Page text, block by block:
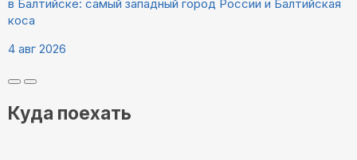
в Балтийске: самый западный город России и Балтийская
коса
4 авг 2026
Куда поехать